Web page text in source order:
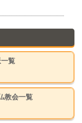
覧
教会一覧